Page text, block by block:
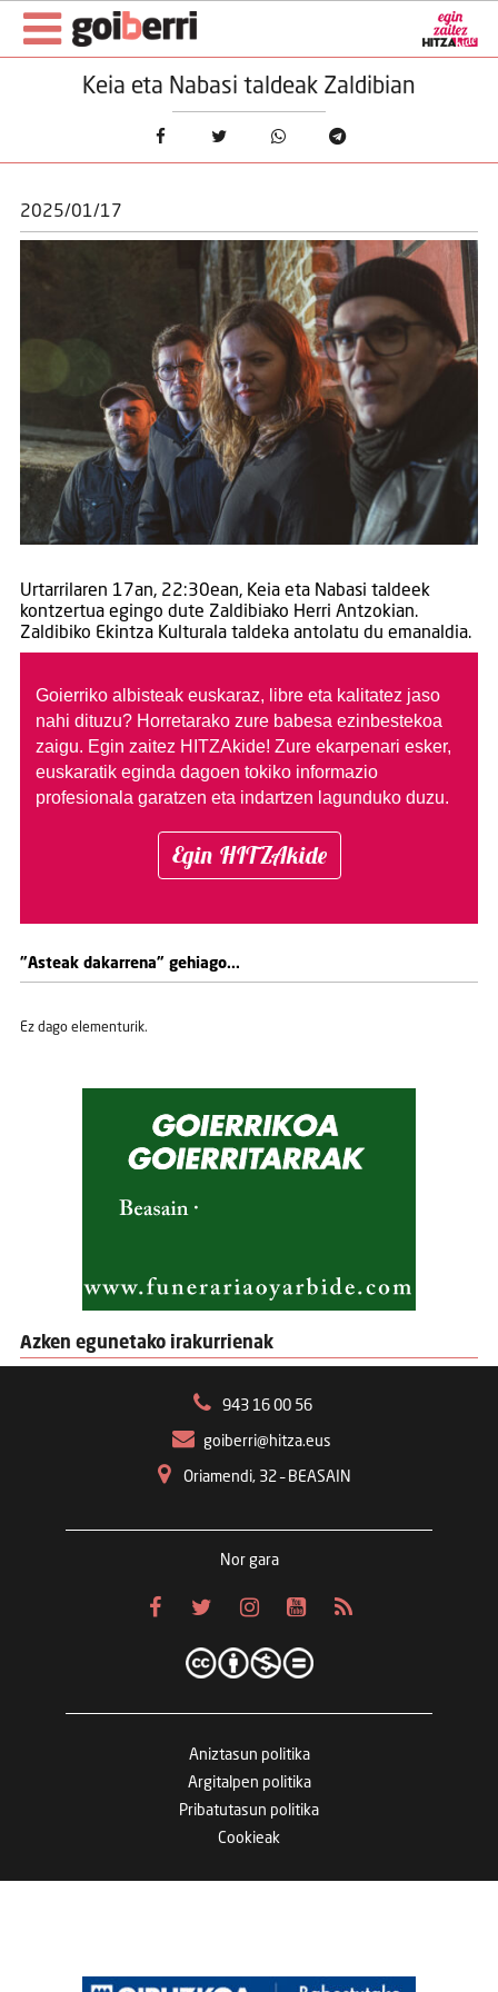
Keia eta Nabasi taldeak Zaldibian
2025/01/17
Urtarrilaren 17an, 22:30ean, Keia eta Nabasi taldeek
kontzertua egingo dute Zaldibiako Herri Antzokian.
Zaldibiko Ekintza Kulturala taldeka antolatu du emanaldia.
Goierriko albisteak euskaraz, libre eta kalitatez jaso
nahi dituzu? Horretarako zure babesa ezinbestekoa
zaigu. Egin zaitez HITZAkide! Zure ekarpenari esker,
euskaratik eginda dagoen tokiko informazio
profesionala garatzen eta indartzen lagunduko duzu.
Egin HITZAkide
"Asteak dakarrena" gehiago...
Ez dago elementurik.
Azken egunetako irakurrienak
943 16 00 56
goiberri@hitza.eus
Oriamendi, 32 – BEASAIN
Nor gara
Aniztasun politika
Argitalpen politika
Pribatutasun politika
Cookieak